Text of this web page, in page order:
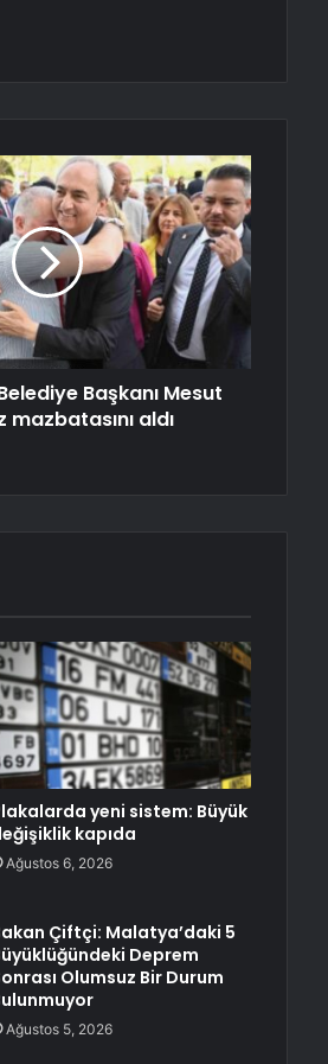
Başkanı Mesut
aldı
yeni sistem: Büyük
kapıda
Ağustos 6, 2026
Çiftçi: Malatya’daki 5
Deprem
Olumsuz Bir Durum
Ağustos 5, 2026